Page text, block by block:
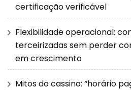
certificação verificável
Flexibilidade operacional:
terceirizadas sem perder
em crescimento
Mitos do cassino: “horário